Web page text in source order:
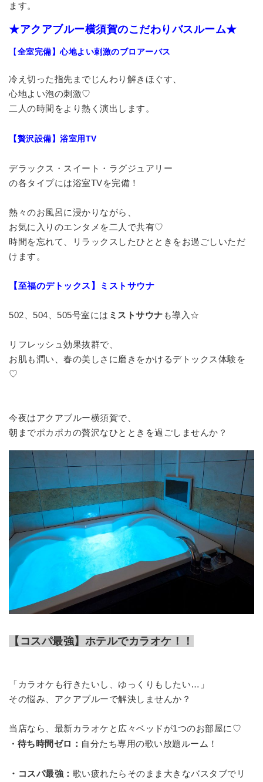
ます。
★アクアブルー横須賀のこだわりバスルーム★
【全室完備】心地よい刺激のブロアーバス
冷え切った指先までじんわり解きほぐす、
心地よい泡の刺激♡
二人の時間をより熱く演出します。
【贅沢設備】浴室用TV
デラックス・スイート・ラグジュアリー
の各タイプには浴室TVを完備！
熱々のお風呂に浸かりながら、
お気に入りのエンタメを二人で共有♡
時間を忘れて、リラックスしたひとときをお過ごしいただ
けます。
【至福のデトックス】ミストサウナ
502、504、505号室には ミストサウナ も導入☆
リフレッシュ効果抜群で、
お肌も潤い、春の美しさに磨きをかけるデトックス体験を
♡
今夜はアクアブルー横須賀で、
朝までポカポカの贅沢なひとときを過ごしませんか？
【コスパ最強】ホテルでカラオケ！！
「カラオケも行きたいし、ゆっくりもしたい…」
その悩み、アクアブルーで解決しませんか？
当店なら、最新カラオケと広々ベッドが1つのお部屋に♡
・ 待ち時間ゼロ： 自分たち専用の歌い放題ルーム！
・コスパ最強： 歌い疲れたらそのまま大きなバスタブでリ